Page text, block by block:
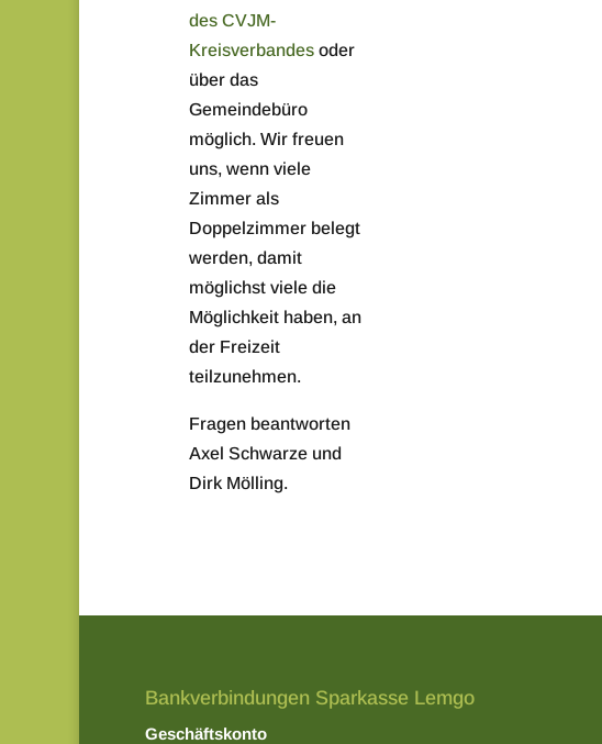
des CVJM-
Kreisverbandesoder
über das
Gemeindebüro
möglich. Wir freuen
uns, wenn viele
Zimmer als
Doppelzimmer belegt
werden, damit
möglichst viele die
Möglichkeit haben, an
der Freizeit
teilzunehmen.
Fragen beantworten
Axel Schwarze und
Dirk Mölling.
Bankverbindungen Sparkasse Lemgo
Geschäftskonto